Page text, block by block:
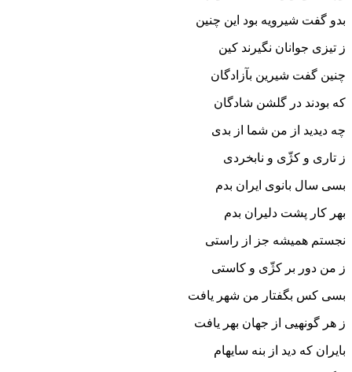
بدو گفت شیرویه بود این چنین
ز تیزى جوانان نگیرند کین‏
چنین گفت شیرین بآزادگان
که بودند در گلشن شادگان‏
چه دیدید از من شما از بدى
ز تارى و کژّى و نابخردى‏
بسى سال بانوى ایران بدم
بهر کار پشت دلیران بدم‏
نجستم همیشه جز از راستى
ز من دور بر کژّى و کاستى‏
بسى کس بگفتار من شهر یافت
ز هر گونه‏یى از جهان بهر یافت‏
بایران که دید از بنه سایه‏ام